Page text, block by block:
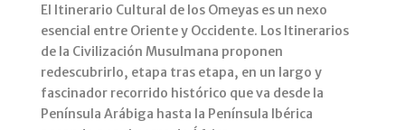
El Itinerario Cultural de los Omeyas es un nexo
esencial entre Oriente y Occidente. Los Itinerarios
de la Civilización Musulmana proponen
redescubrirlo, etapa tras etapa, en un largo y
fascinador recorrido histórico que va desde la
Península Arábiga hasta la Península Ibérica